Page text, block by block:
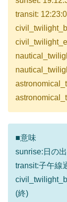
transit:
■意味
sunrise:日の
transit:子午線
(終)